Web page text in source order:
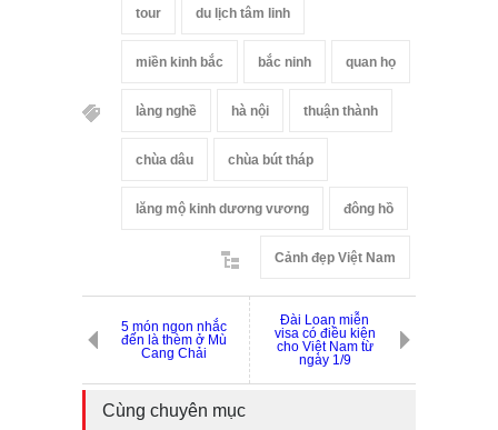
tour du lịch tâm linh
miền kinh bắc bắc ninh quan họ
làng nghề hà nội thuận thành
chùa dâu chùa bút tháp
lăng mộ kinh dương vương đông hồ
Cảnh đẹp Việt Nam
5 món ngon nhắc
đến là thèm ở Mù
Cang Chải
Đài Loan miễn
visa có điều kiện
cho Việt Nam từ
ngày 1/9
Cùng chuyên mục